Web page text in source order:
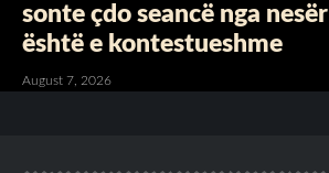
sonte çdo seancë nga nesër
është e kontestueshme
August 7, 2026